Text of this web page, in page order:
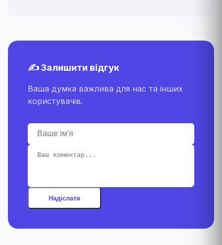
✍️ Залишити відгук
Ваша думка важлива для нас та інших
користувачів.
Надіслати